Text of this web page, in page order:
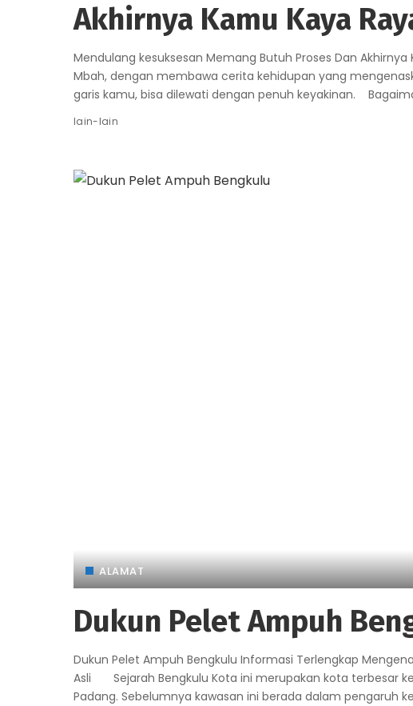
Akhirnya Kamu Kaya
Mendulang kesuksesan Memang Butuh Proses Dan
Mbah, dengan membawa cerita kehidupan yang
garis kamu, bisa dilewati dengan penuh keyakinan.
lain-lain
ALAMAT
Dukun Pelet Ampuh
Dukun Pelet Ampuh Bengkulu Informasi Terlengkap
Asli Sejarah Bengkulu Kota ini merupakan kota terbesar
Padang. Sebelumnya kawasan ini berada dalam pengaruh